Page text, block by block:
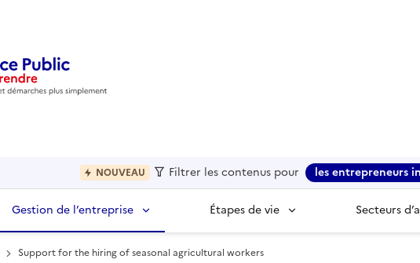
NOUVEAU Filtrer les contenus pour les entrepreneurs
Gestion de l’entreprise Étapes de vie Secteurs
Support for the hiring of seasonal agricultural workers